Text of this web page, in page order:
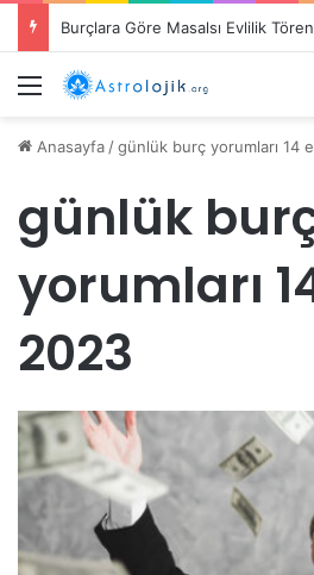
Burçlara Göre Masalsı Evlilik
Menü
Anasayfa /günlük burç yorumları 14
günlük
yorumları
2023